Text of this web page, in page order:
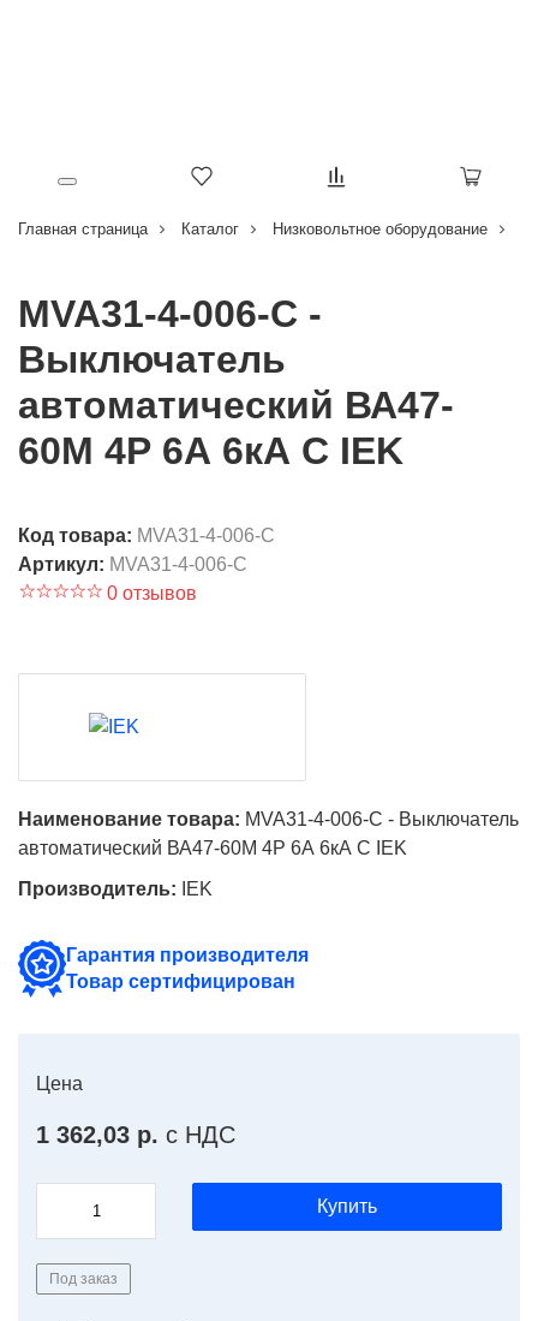
Главная страница Каталог Низковольтное оборудование
MVA31-4-006-C -
Выключатель
автоматический ВА47-
60M 4Р 6А 6кА С IEK
Код товара: MVA31-4-006-C
Артикул: MVA31-4-006-C
0 отзывов
Наименование товара: MVA31-4-006-C - Выключатель
автоматический ВА47-60M 4Р 6А 6кА С IEK
Производитель:
IEK
Гарантия производителя
Товар сертифицирован
Цена
1 362,03 р. с НДС
Купить
Под заказ